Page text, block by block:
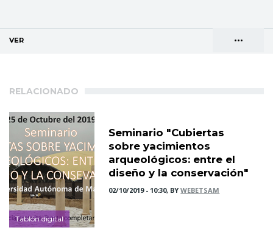
•••
VER
RELACIONADO
Tablón digital
Seminario "Cubiertas
sobre yacimientos
arqueológicos: entre el
diseño y la conservación"
02/10/2019 - 10:30, BYWEBETSAM